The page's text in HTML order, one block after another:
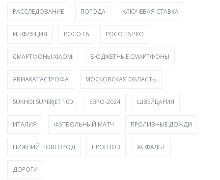
РАССЛЕДОВАНИЕ ПОГОДА КЛЮЧЕВАЯ СТАВКА
ИНФЛЯЦИЯ POCO F6 POCO F6 PRO
СМАРТФОНЫ XIAOMI БЮДЖЕТНЫЕ СМАРТФОНЫ
АВИАКАТАСТРОФА МОСКОВСКАЯ ОБЛАСТЬ
SUKHOI SUPERJET 100 ЕВРО-2024 ШВЕЙЦАРИЯ
ИТАЛИЯ ФУТБОЛЬНЫЙ МАТЧ ПРОЛИВНЫЕ ДОЖДИ
НИЖНИЙ НОВГОРОД ПРОГНОЗ АСФАЛЬТ
ДОРОГИ